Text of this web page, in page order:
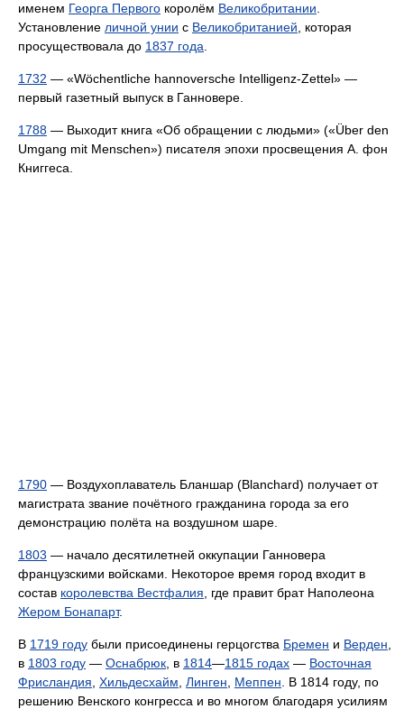
именем Георга Первого королём Великобритании
Установление личной унии с Великобританией , которая
просуществовала до 1837 года
1732 — «Wöchentliche hannoversche Intelligenz-Zettel» —
первый газетный выпуск в Ганновере.
1788 — Выходит книга «Об обращении с людьми» («Über den
Umgang mit Menschen») писателя эпохи просвещения А. фон
Книггеса.
1790 — Воздухоплаватель Бланшар (Blanchard) получает от
магистрата звание почётного гражданина города за его
демонстрацию полёта на воздушном шаре.
1803 — начало десятилетней оккупации Ганновера
французскими войсками. Некоторое время город входит в
состав королевства Вестфалия , где правит брат Наполеона
Жером Бонапарт.
В 1719 году были присоединены герцогства Бремен и Верден
в 1803 году — Оснабрюк , в 1814—1815 годах — Восточная
Фрисландия Хильдесхайм Линген Меппен . В 1814 году, по
решению Венского конгресса и во многом благодаря усилиям